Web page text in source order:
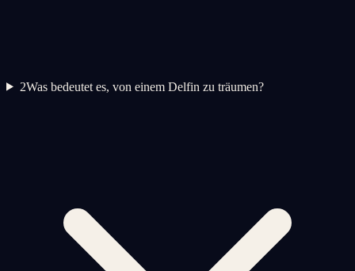
2Was bedeutet es, von einem Delfin zu träumen?